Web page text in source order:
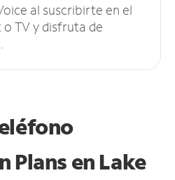
al suscribirte en el
TV y disfruta de
Plans en Lake